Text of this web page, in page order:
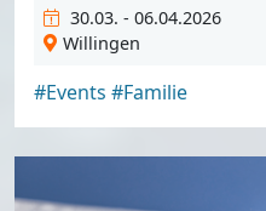
30.03. - 06.04.2026
Willingen
#Events #Familie